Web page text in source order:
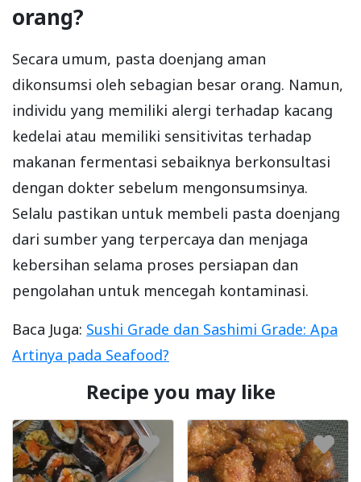
orang?
Secara umum, pasta doenjang aman
dikonsumsi oleh sebagian besar orang. Namun,
individu yang memiliki alergi terhadap kacang
kedelai atau memiliki sensitivitas terhadap
makanan fermentasi sebaiknya berkonsultasi
dengan dokter sebelum mengonsumsinya.
Selalu pastikan untuk membeli pasta doenjang
dari sumber yang terpercaya dan menjaga
kebersihan selama proses persiapan dan
pengolahan untuk mencegah kontaminasi.
Baca Juga: Sushi Grade dan Sashimi Grade: Apa
Artinya pada Seafood?
Recipe you may like